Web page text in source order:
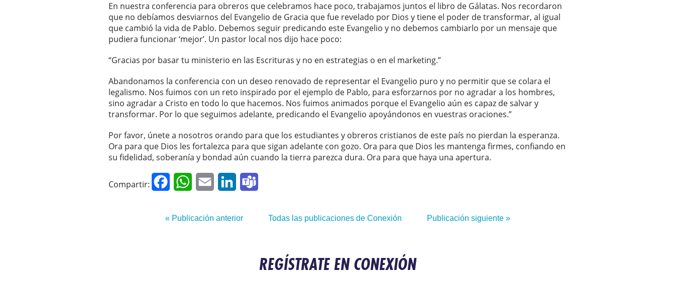
En nuestra conferencia para obreros que celebramos hace poco, trabajamos juntos el libro de Gálatas. Nos recordaron
que no debíamos desviarnos del Evangelio de Gracia que fue revelado por Dios y tiene el poder de transformar, al igual
que cambió la vida de Pablo. Debemos seguir predicando este Evangelio y no debemos cambiarlo por un mensaje que
pudiera funcionar ‘mejor’. Un pastor local nos dijo hace poco:
“Gracias por basar tu ministerio en las Escrituras y no en estrategias o en el marketing.”
Abandonamos la conferencia con un deseo renovado de representar el Evangelio puro y no permitir que se colara el
legalismo. Nos fuimos con un reto inspirado por el ejemplo de Pablo, para esforzarnos por no agradar a los hombres,
sino agradar a Cristo en todo lo que hacemos. Nos fuimos animados porque el Evangelio aún es capaz de salvar y
transformar. Por lo que seguimos adelante, predicando el Evangelio apoyándonos en vuestras oraciones.”
Por favor, únete a nosotros orando para que los estudiantes y obreros cristianos de este país no pierdan la esperanza.
Ora para que Dios les fortalezca para que sigan adelante con gozo. Ora para que Dios les mantenga firmes, confiando en
su fidelidad, soberanía y bondad aún cuando la tierra parezca dura. Ora para que haya una apertura.
Compartir: FacebookWhatsApp
Email LinkedIn
« Publicación anterior Todas las publicaciones de Conexión Publicación siguiente »
REGÍSTRATE EN CONEXIÓN